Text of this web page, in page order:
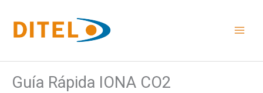
contenido
Guía Rápida IONA CO2